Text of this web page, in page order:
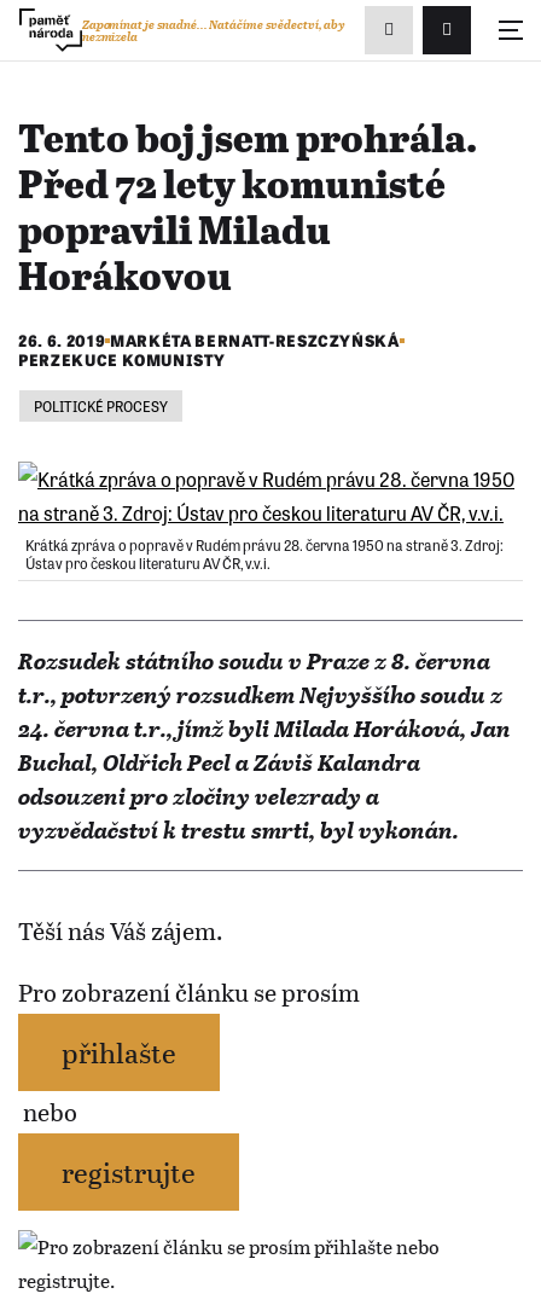
Přihlášení/
Zapomínat je snadné...Natáčíme svědectví, aby
nezmizela
Zobrazit
vyhledávání
Tento boj jsem prohrála.
Před 72 lety komunisté
popravili Miladu
Horákovou
26. 6. 2019 MARKÉTA BERNATT-RESZCZYŃSKÁ
PERZEKUCE KOMUNISTY
POLITICKÉ PROCESY
Krátká zpráva o popravě v Rudém právu 28. června 1950 na straně 3. Zdroj:
Ústav pro českou literaturu AV ČR, v.v.i.
Rozsudek státního soudu v Praze z 8. června
t.r., potvrzený rozsudkem Nejvyššího soudu z
24. června t.r., jímž byli Milada Horáková, Jan
Buchal, Oldřich Pecl a Záviš Kalandra
odsouzeni pro zločiny velezrady a
vyzvědačství k trestu smrti, byl vykonán.
Těší nás Váš zájem.
Pro zobrazení článku se prosím
přihlašte
nebo
registrujte